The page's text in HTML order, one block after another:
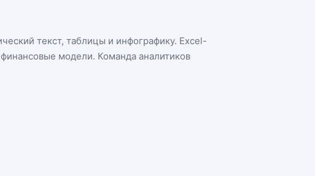
текст, таблицы и инфографику. Excel-
модели. Команда аналитиков